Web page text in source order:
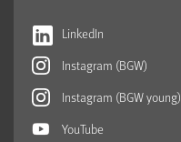
LinkedIn
Instagram (BGW)
Instagram (BGW young)
YouTube